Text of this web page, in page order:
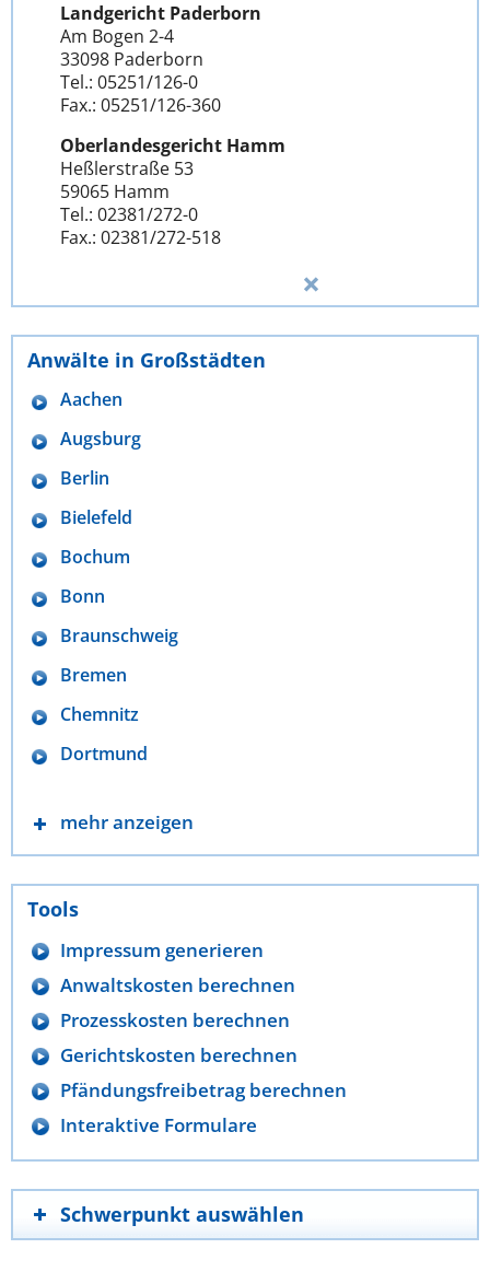
Landgericht Paderborn
Am Bogen 2-4
33098 Paderborn
Tel.: 05251/126-0
Fax.: 05251/126-360
Oberlandesgericht Hamm
Heßlerstraße 53
59065 Hamm
Tel.: 02381/272-0
Fax.: 02381/272-518
Anwälte in Großstädten
Aachen
Augsburg
Berlin
Bielefeld
Bochum
Bonn
Braunschweig
Bremen
Chemnitz
Dortmund
mehr anzeigen
Tools
Impressum generieren
Anwaltskosten berechnen
Prozesskosten berechnen
Gerichtskosten berechnen
Pfändungsfreibetrag berechnen
Interaktive Formulare
Schwerpunkt auswählen